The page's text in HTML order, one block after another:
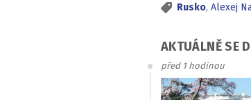
Rusko, Alexej
AKTUÁLNĚ SE
před 1 hodinou